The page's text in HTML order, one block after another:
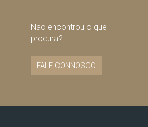
Não encontrou o que
procura?
FALE CONNOSCO